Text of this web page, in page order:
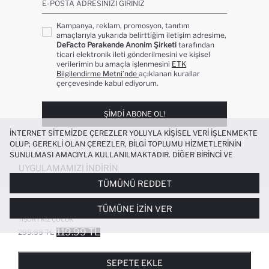
%100 PAMUK OVERSIZE GENIŞ KALIP
BISIKLET YAKA BASKILI KISA KOLLU
TIŞÖRT KIZ ÇOCUK
299.99 TL 119.99 TL
SEPETE EKLE
E-POSTA ADRESINIZI GIRINIZ
Kampanya, reklam, promosyon, tanıtım
amaçlarıyla yukarıda belirttiğim iletişim adresime,
DeFacto Perakende Anonim Şirketi tarafından
ticari elektronik ileti gönderilmesini ve kişisel
verilerimin bu amaçla işlenmesini ETK
Bilgilendirme Metni’nde açıklanan kurallar
çerçevesinde kabul ediyorum.
ŞIMDI ABONE OL!
UYGULAMAMIZI İNDIRIN
POPÜLER KATEGORILER
KADIN BEYAZ TIŞÖRT
İNTERNET SITEMIZDE ÇEREZLER YOLUYLA KIŞISEL VERI IŞLENMEKTE
OLUP; GEREKLI OLAN ÇEREZLER, BILGI TOPLUMU HIZMETLERININ
SUNULMASI AMACIYLA KULLANILMAKTADIR. DIĞER BIRINCI VE
ÜÇÜNCÜ TARAF ÇEREZLER ISE SIZE DAHA IYI BIR ALIŞVERIŞ
DENEYIMI SUNULABILMESI, SITEMIZIN DAHA IŞLEVSEL KILINMASI VE
KIŞISELLEŞTIRMESI VE AÇIK RIZA VERMENIZ HALINDE, SIZLERE
YÖNELIK PAZARLAMA FAALIYETLERININ YAPILMASI AMAÇLARIYLA
SINIRLI OLARAK KULLANILACAKTIR. ÇEREZLERE DAIR TERCIHLERINIZI
ÇEREZ TERCIHLERIPANELI ARACILIĞIYLA HER ZAMAN YÖNETEBILIR,
ÇEREZLERLE ILGILI DAHA DETAYLI BILGIYE
TÜMÜNÜ REDDET
TÜMÜNE İZIN VER